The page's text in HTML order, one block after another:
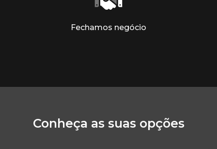
Fechamos negócio
Conheça as suas opções